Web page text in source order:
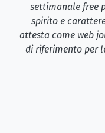
settimanale free
spirito e
attesta come web
di riferimento per